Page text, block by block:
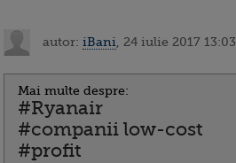
autor: iBani , 24 iulie 2017 13:03
Mai multe despre:
#Ryanair
#companii low-cost
#profit